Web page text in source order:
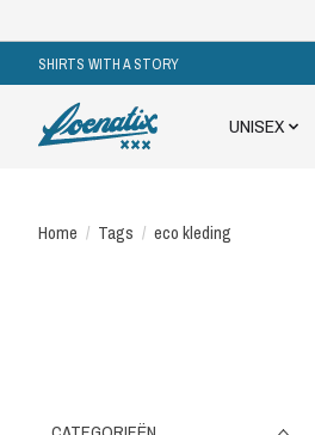
SHIRTS WITH A STORY
UNISEX
Home / Tags / eco kleding